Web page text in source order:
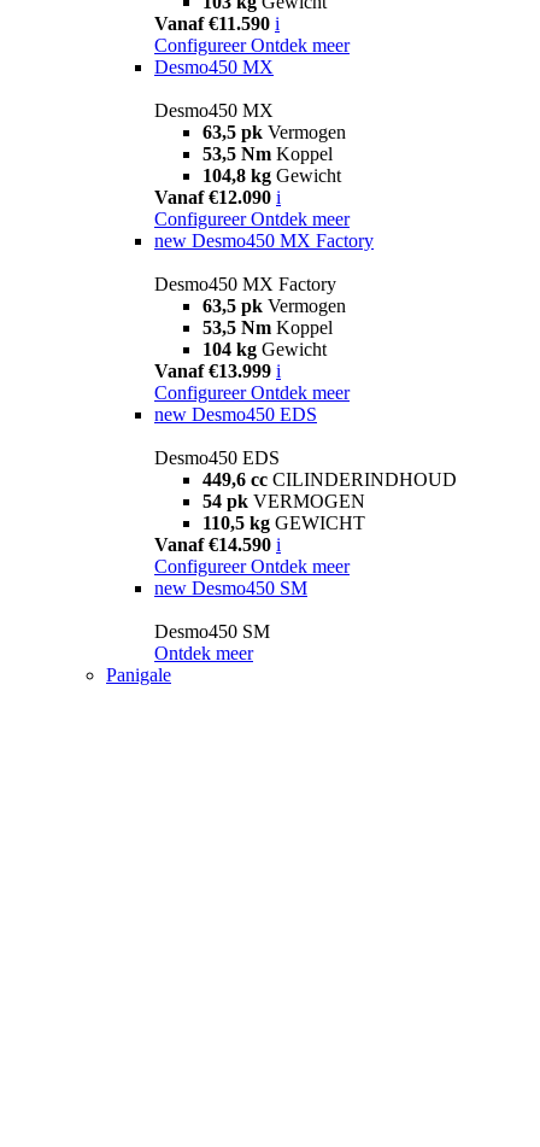
Vanaf €11.590 i
Configureer Ontdek meer
Desmo450 MX
Desmo450 MX
63,5 pk Vermogen
53,5 Nm Koppel
104,8 kg Gewicht
Vanaf €12.090 i
Configureer Ontdek meer
new Desmo450 MX Factory
Desmo450 MX Factory
63,5 pk Vermogen
53,5 Nm Koppel
104 kg Gewicht
Vanaf €13.999 i
Configureer Ontdek meer
new Desmo450 EDS
Desmo450 EDS
449,6 cc CILINDERINDHOUD
54 pk VERMOGEN
110,5 kg GEWICHT
Vanaf €14.590 i
Configureer Ontdek meer
new Desmo450 SM
Desmo450 SM
Ontdek meer
Panigale